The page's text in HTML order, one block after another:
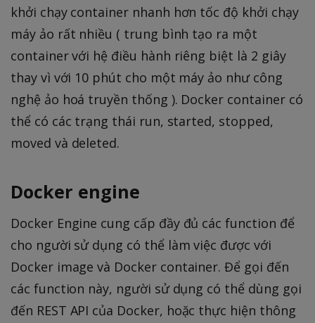
khởi chạy container nhanh hơn tốc độ khởi chạy
máy ảo rất nhiều ( trung bình tạo ra một
container với hệ điều hành riêng biệt là 2 giây
thay vì với 10 phút cho một máy ảo như công
nghệ ảo hoá truyền thống ). Docker container có
thể có các trạng thái run, started, stopped,
moved và deleted.
Docker engine
Docker Engine cung cấp đầy đủ các function để
cho người sử dụng có thể làm việc được với
Docker image và Docker container. Để gọi đến
các function này, người sử dụng có thể dùng gọi
đến REST API của Docker, hoặc thực hiện thông